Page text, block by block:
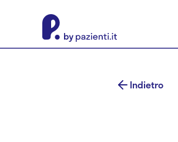
Indietro